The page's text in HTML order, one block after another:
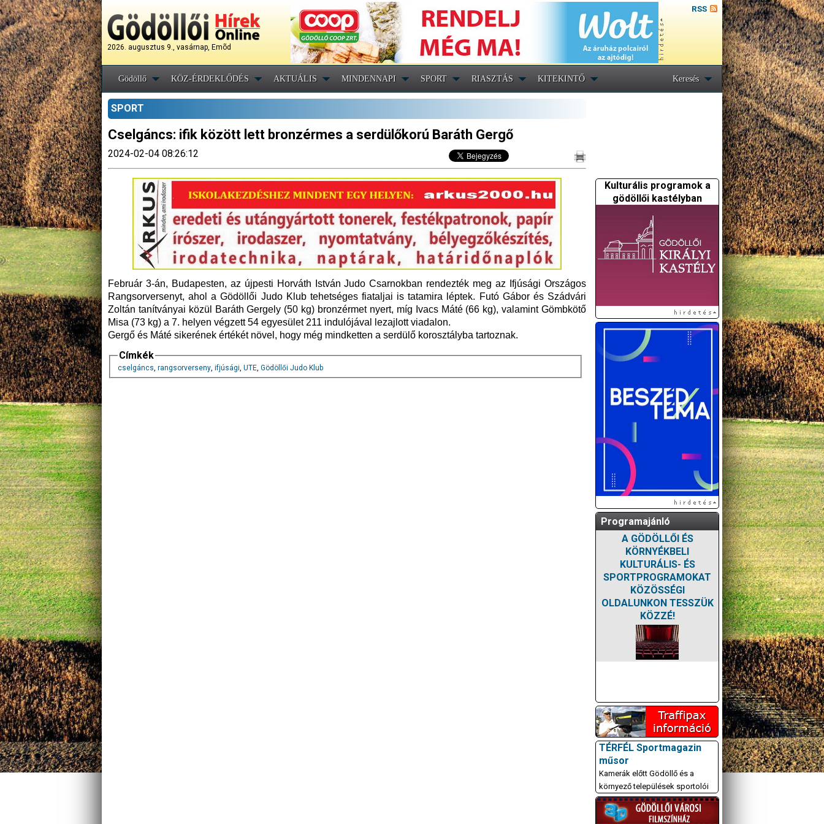
2026. augusztus 9., vasárnap, Emõd
RSS
Gödöllő KÖZ-ÉRDEKLŐDÉS AKTUÁLIS MINDENNAPI SPORT RIASZTÁS KITEKINTŐ Keresés
SPORT
Cselgáncs: ifik között lett bronzérmes a serdülőkorú Baráth Gergő
2024-02-04 08:26:12
Február 3-án, Budapesten, az újpesti Horváth István Judo Csarnokban rendezték meg az Ifjúsági Országos
Rangsorversenyt, ahol a Gödöllői Judo Klub tehetséges fiataljai is tatamira léptek. Futó Gábor és Szádvári
Zoltán tanítványai közül Baráth Gergely (50 kg) bronzérmet nyert, míg Ivacs Máté (66 kg), valamint Gömbkötő
Misa (73 kg) a 7. helyen végzett 54 egyesület 211 indulójával lezajlott viadalon.
Gergő és Máté sikerének értékét növel, hogy még mindketten a serdülő korosztályba tartoznak.
Címkék
cselgáncs, rangsorverseny, ifjúsági, UTE, Gödöllői Judo Klub
Kulturális programok a
gödöllői kastélyban
Programajánló
A GÖDÖLLŐI ÉS
KÖRNYÉKBELI
KULTURÁLIS- ÉS
SPORTPROGRAMOKAT
KÖZÖSSÉGI
OLDALUNKON TESSZÜK
KÖZZÉ!
TÉRFÉL Sportmagazin
műsor
Kamerák előtt Gödöllő és a
környező települések sportolói